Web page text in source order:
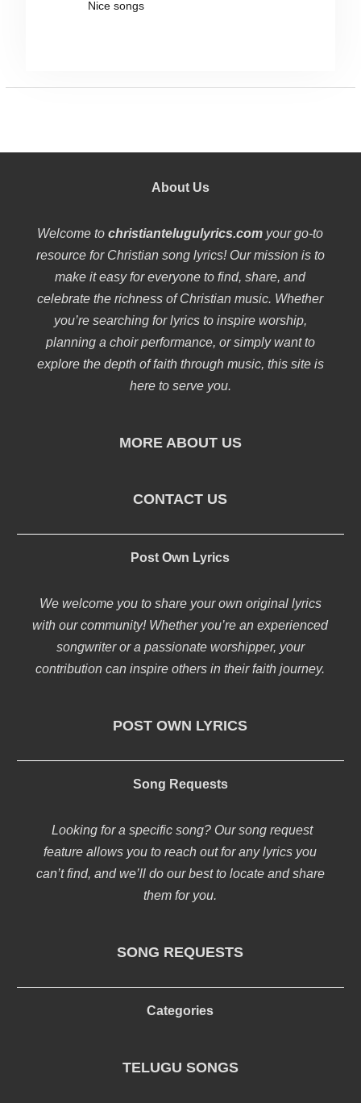
Nice songs
About Us
Welcome tochristiantelugulyrics.com your go-to
resource for Christian song lyrics! Our mission is to
make it easy for everyone to find, share, and
celebrate the richness of Christian music. Whether
you’re searching for lyrics to inspire worship,
planning a choir performance, or simply want to
explore the depth of faith through music, this site is
here to serve you.
MORE ABOUT US
CONTACT US
Post Own Lyrics
We welcome you to share your own original lyrics
with our community! Whether you’re an experienced
songwriter or a passionate worshipper, your
contribution can inspire others in their faith journey.
POST OWN LYRICS
Song Requests
Looking for a specific song? Our song request
feature allows you to reach out for any lyrics you
can’t find, and we’ll do our best to locate and share
them for you.
SONG REQUESTS
Categories
TELUGU SONGS